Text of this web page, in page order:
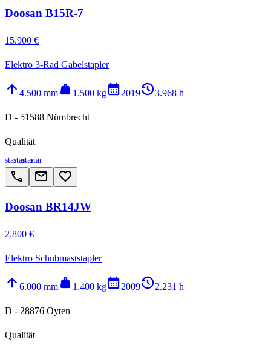
Doosan B15R-7
15.900 €
Elektro 3-Rad Gabelstapler
arrow_upward 4.500 mm weight 1.500 kgcalendar_month2019history_23.968 h
D - 51588 Nümbrecht
Qualität
starstarstarstar
call email favorite_border
Doosan BR14JW
2.800 €
Elektro Schubmaststapler
arrow_upward 6.000 mm weight 1.400 kgcalendar_month2009history_22.231 h
D - 28876 Oyten
Qualität